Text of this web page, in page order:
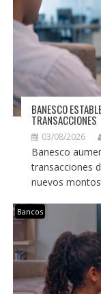
BANESCO
TRANSACCIONES
03/08/2026
Banesco
transacciones
nuevos montos
Bancos